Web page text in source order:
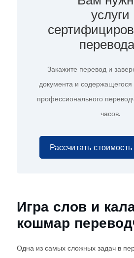
услуги
Закажите перевод и
документа и
профессионального
часов.
Рассчитать
Игра слов и
кошмар
Одна из самых сложных задач в